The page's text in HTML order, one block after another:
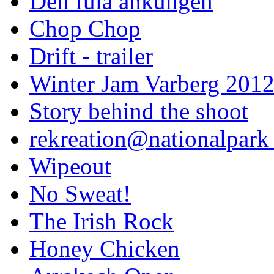
Chop Chop
Drift - trailer
Winter Jam Varberg 2012
Story behind the shoot
rekreation@nationalpark
Wipeout
No Sweat!
The Irish Rock
Honey Chicken